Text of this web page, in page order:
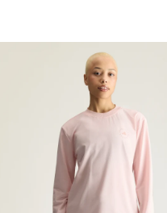
a la lista de deseos